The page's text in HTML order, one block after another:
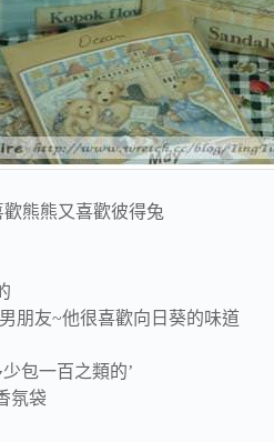
熊熊又喜歡彼得兔
朋友~他很喜歡向日葵的味道
包一百之類的’
氛袋